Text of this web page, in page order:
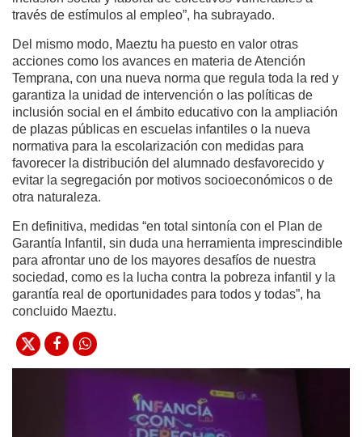
través de estímulos al empleo”, ha subrayado.
Del mismo modo, Maeztu ha puesto en valor otras
acciones como los avances en materia de Atención
Temprana, con una nueva norma que regula toda la red y
garantiza la unidad de intervención o las políticas de
inclusión social en el ámbito educativo con la ampliación
de plazas públicas en escuelas infantiles o la nueva
normativa para la escolarización con medidas para
favorecer la distribución del alumnado desfavorecido y
evitar la segregación por motivos socioeconómicos o de
otra naturaleza.
En definitiva, medidas “en total sintonía con el Plan de
Garantía Infantil, sin duda una herramienta imprescindible
para afrontar uno de los mayores desafíos de nuestra
sociedad, como es la lucha contra la pobreza infantil y la
garantía real de oportunidades para todos y todas”, ha
concluido Maeztu.